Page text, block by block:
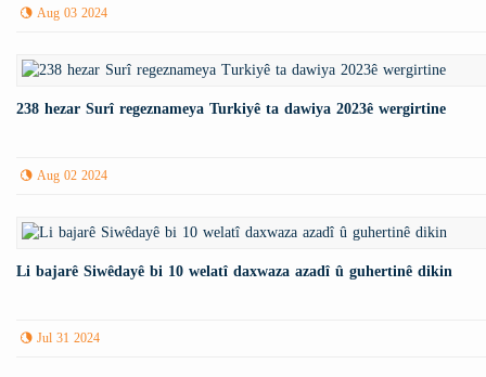
Aug 03 2024
238 hezar Surî regeznameya Turkiyê ta dawiya 2023ê wergirtine
Aug 02 2024
Li bajarê Siwêdayê bi 10 welatî daxwaza azadî û guhertinê dikin
Jul 31 2024